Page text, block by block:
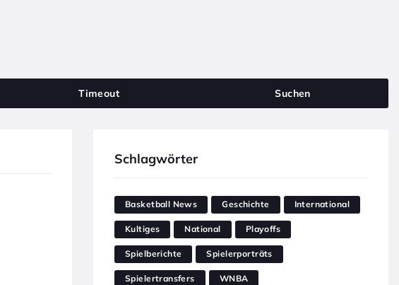
Timeout Suchen
Schlagwörter
Basketball News Geschichte International
Kultiges National Playoffs
Spielberichte Spielerporträts
Spielertransfers WNBA